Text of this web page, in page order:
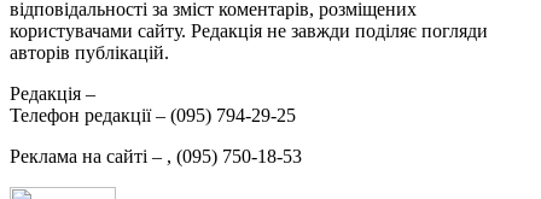
відповідальності за зміст коментарів, розміщених
користувачами сайту. Редакція не завжди поділяє погляди
авторів публікацій.
Редакція –
Телефон редакції – (095) 794-29-25
Реклама на сайті – , (095) 750-18-53